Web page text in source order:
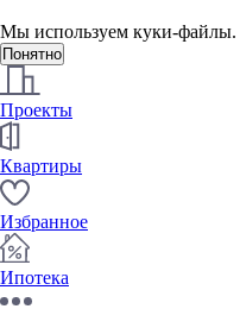
Мы используем куки-файлы.
Понятно
Проекты
Квартиры
Избранное
Ипотека